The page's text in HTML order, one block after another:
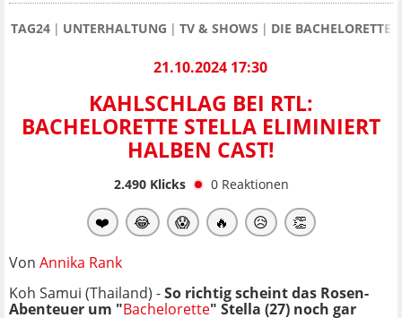
TAG24 UNTERHALTUNG TV & SHOWS DIE BACHELORETTE
21.10.2024 17:30
KAHLSCHLAG BEI RTL:
BACHELORETTE STELLA ELIMINIERT
HALBEN CAST!
2.490Klicks 0 Reaktionen
❤️ 😂 😱 🔥 😥 👏
Von Annika Rank
Koh Samui (Thailand) -So richtig scheint das Rosen-
Abenteuer um "Bachelorette" Stella (27) noch gar